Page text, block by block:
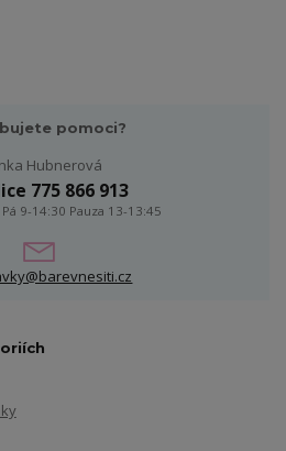
pomoci?
Hubnerová
775 866 913
9-14:30 Pauza 13-13:45